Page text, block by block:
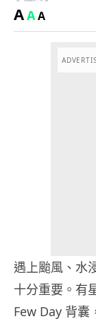
AAA
遇上颱風、水
十分重要。有
Few Day 背囊